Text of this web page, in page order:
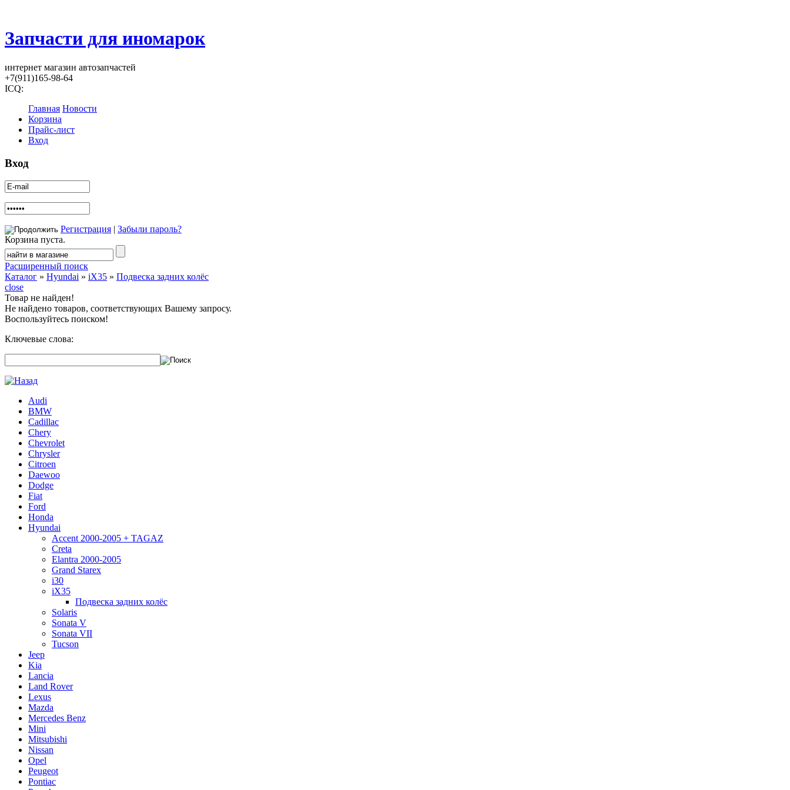
Запчасти для иномарок
интернет магазин автозапчастей
+7(911)165-98-64
ICQ:
Главная Новости
Корзина
Прайс-лист
Вход
Вход
Регистрация | Забыли пароль?
Корзина пуста.
Расширенный поиск
Каталог » Hyundai » iX35 » Подвеска задних колёс
close
Товар не найден!
Не найдено товаров, соответствующих Вашему запросу.
Воспользуйтесь поиском!
Ключевые слова:
Audi
BMW
Cadillac
Chery
Chevrolet
Chrysler
Citroen
Daewoo
Dodge
Fiat
Ford
Honda
Hyundai
Accent 2000-2005 + TAGAZ
Creta
Elantra 2000-2005
Grand Starex
i30
iX35
Подвеска задних колёс
Solaris
Sonata V
Sonata VII
Tucson
Jeep
Kia
Lancia
Land Rover
Lexus
Mazda
Mercedes Benz
Mini
Mitsubishi
Nissan
Opel
Peugeot
Pontiac